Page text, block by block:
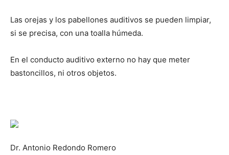
Las orejas y los pabellones auditivos se pueden limpiar,
si se precisa, con una toalla húmeda.
En el conducto auditivo externo no hay que meter
bastoncillos, ni otros objetos.
Dr. Antonio Redondo Romero